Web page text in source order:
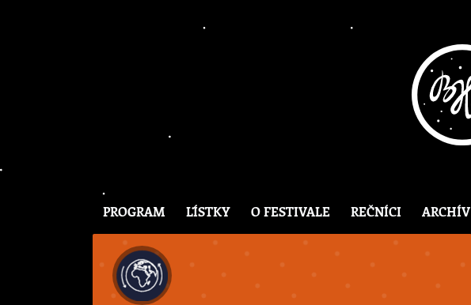
PROGRAM LÍSTKY O FESTIVALE REČNÍCI ARCHÍV